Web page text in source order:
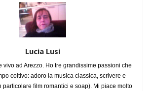
Lucia Lusi
vivo ad Arezzo. Ho tre grandissime passioni che
coltivo: adoro la musica classica, scrivere e
particolare film romantici e soap). Mi piace molto